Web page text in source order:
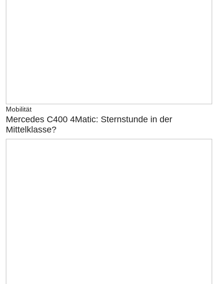
Mobilität
Mercedes C400 4Matic: Sternstunde in der
Mittelklasse?